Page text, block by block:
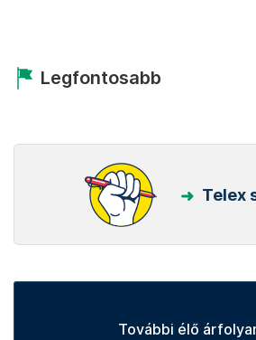
Legfontosabb
Telex
További élő